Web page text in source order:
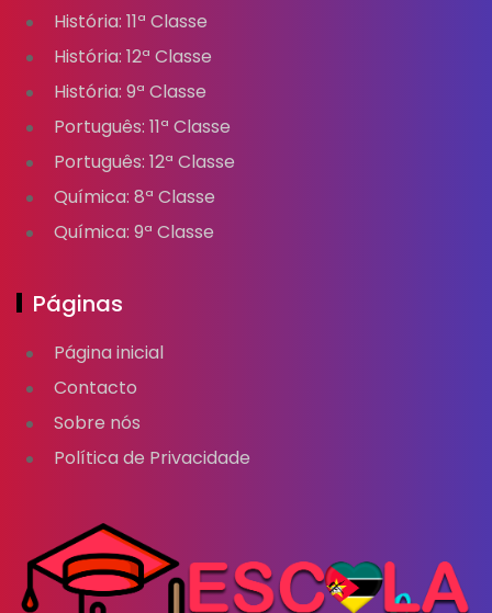
História: 11ª Classe
História: 12ª Classe
História: 9ª Classe
Português: 11ª Classe
Português: 12ª Classe
Química: 8ª Classe
Química: 9ª Classe
Páginas
Página inicial
Contacto
Sobre nós
Política de Privacidade